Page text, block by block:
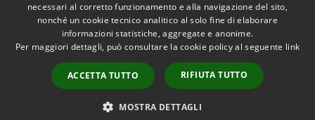
Accessibilità
Privacy
Mappa del sito
Fatturazione Elettronica
Copyright © 2024 •
Comune di Mazara del
Vallo• Powered
byMunicipium• Redazione
necessari al corretto funzionamento e alla navigazione del sito,
nonché un cookie tecnico analitico al solo fine di elaborare
informazioni statistiche, aggregate e anonime.
Per maggiori dettagli, può consultare la cookie policy al seguente link
ACCETTA TUTTO RIFIUTA TUTTO
MOSTRA DETTAGLI